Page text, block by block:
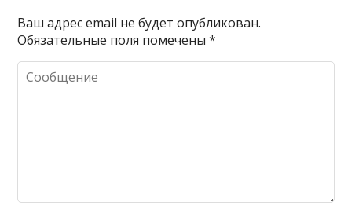
Ваш адрес email не будет опубликован.
Обязательные поля помечены*